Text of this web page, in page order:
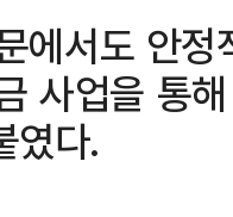
에서도 안
사업을 통
였다.